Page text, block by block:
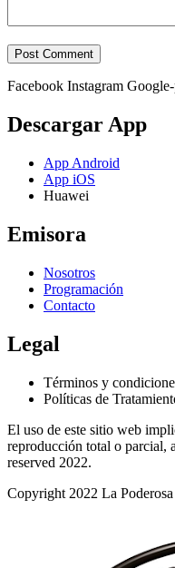
Facebook Instagram
Descargar App
App Android
App iOS
Huawei
Emisora
Nosotros
Programación
Contacto
Legal
Términos y
Políticas de
El uso de este sitio web
reproducción total o parcial,
reserved 2022.
Copyright 2022 La